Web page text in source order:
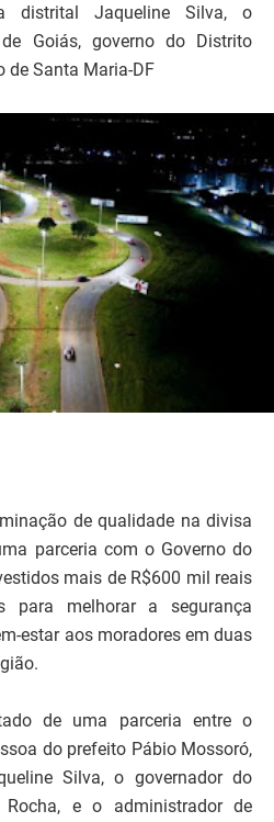
distrital Jaqueline Silva, o
Goiás, governo do Distrito
de Santa Maria-DF
de qualidade na divisa
parceria com o Governo do
mais de R$600 mil reais
para melhorar a segurança
estar aos moradores em duas
de uma parceria entre o
do prefeito Pábio Mossoró,
Silva, o governador do
Rocha, e o administrador de